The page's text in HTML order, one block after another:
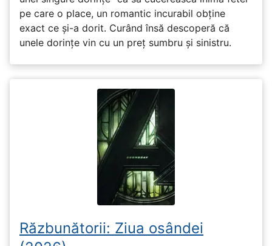
pe care o place, un romantic incurabil obține
exact ce și-a dorit. Curând însă descoperă că
unele dorințe vin cu un preț sumbru și sinistru.
Răzbunătorii: Ziua osândei